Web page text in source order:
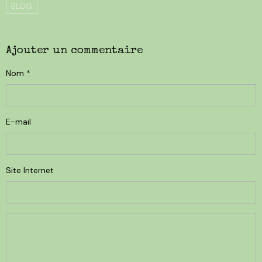
BLOG
Ajouter un commentaire
Nom
E-mail
Site Internet